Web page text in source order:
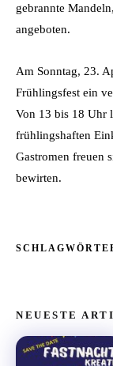
gebrannte
angeboten.
Am Sonntag, 23.
Frühlingsfest ein
Von 13 bis 18 Uhr
frühlingshaften
Gastromen freuen
bewirten.
NEUESTE